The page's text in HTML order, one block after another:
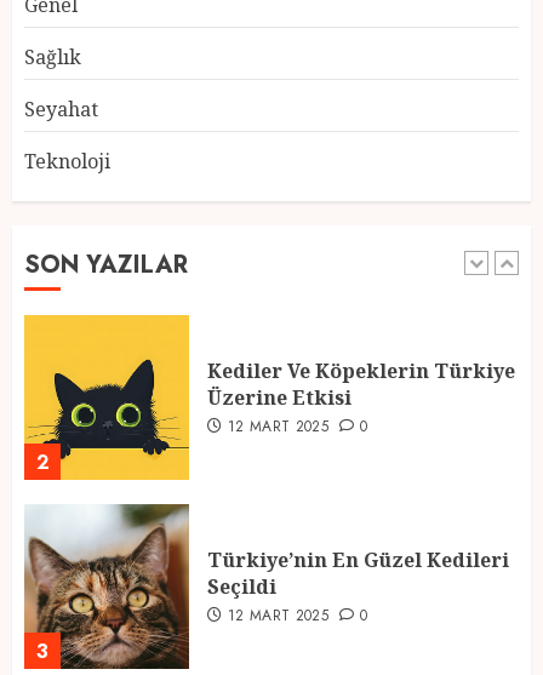
Sağlık
Seyahat
Teknoloji
SON YAZILAR
5
1
2025 En İyi Yaz Tatilleri
2
Kediler Ve Köpeklerin Türkiye
Üzerine Etkisi
12 MART 2025 0
3
Türkiye’nin En Güzel Kedileri
Seçildi
12 MART 2025 0